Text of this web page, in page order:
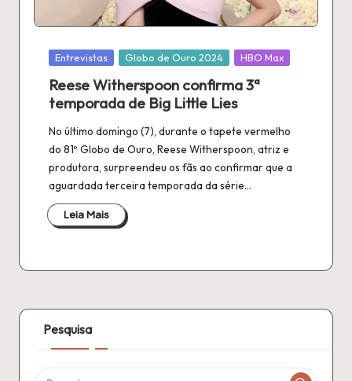
é
fi
a
Publicado
Entrevistas Globo de Ouro 2024 HBO Max
Reese Witherspoon confirma 3ª
temporada de Big Little Lies
No último domingo (7), durante o tapete vermelho
do 81º Globo de Ouro, Reese Witherspoon, atriz e
produtora, surpreendeu os fãs ao confirmar que a
aguardada terceira temporada da série…
Leia Mais
Pesquisa